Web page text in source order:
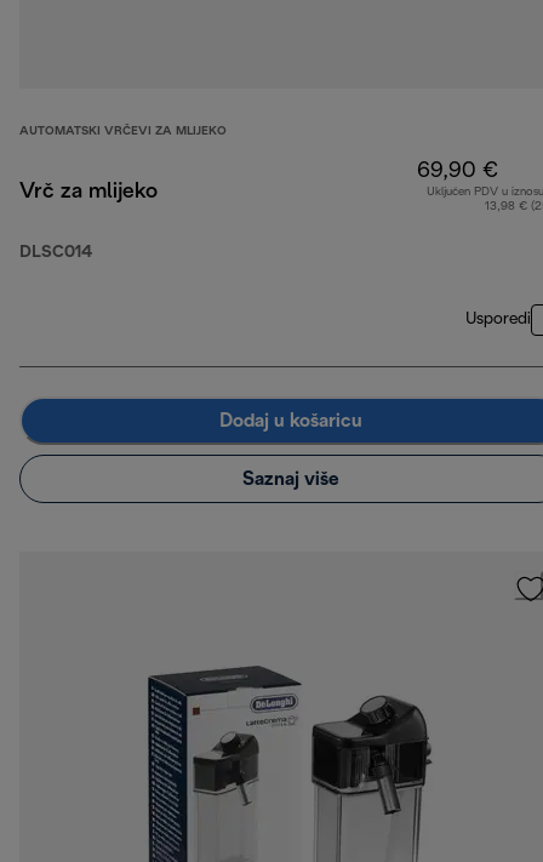
AUTOMATSKI VRČEVI ZA MLIJEKO
Vrč za mlijeko
DLSC014
69,90 €
Uključen PDV u
13,98 €
Usporedi
Dodaj u košaricu
Saznaj više